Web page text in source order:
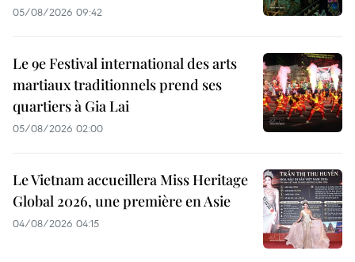
05/08/2026 09:42
Le 9e Festival international des arts
martiaux traditionnels prend ses
quartiers à Gia Lai
05/08/2026 02:00
Le Vietnam accueillera Miss Heritage
Global 2026, une première en Asie
04/08/2026 04:15